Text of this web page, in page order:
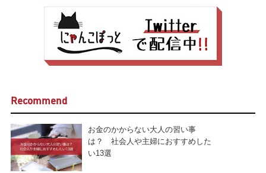
Recommend
お金のかからない大人の習い事
は？ 社会人や主婦におすすめした
い13選